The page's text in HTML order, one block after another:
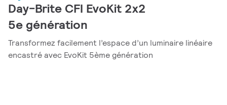
Day-Brite CFI EvoKit 2x2
5e génération
Transformez facilement l’espace d’un luminaire linéaire
encastré avec EvoKit 5ème génération